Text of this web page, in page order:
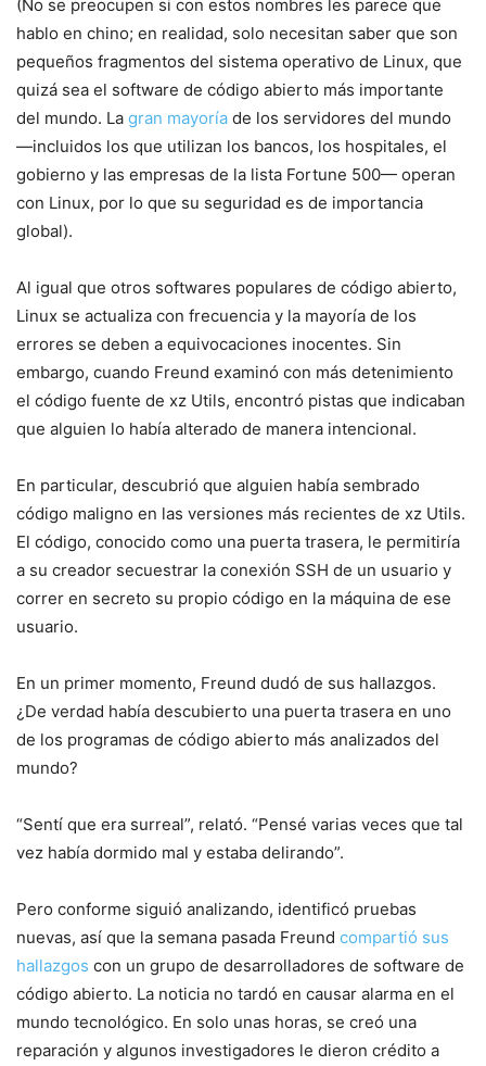
(No se preocupen si con estos nombres les parece que
hablo en chino; en realidad, solo necesitan saber que son
pequeños fragmentos del sistema operativo de Linux, que
quizá sea el software de código abierto más importante
del mundo. La gran mayoría de los servidores del mundo
—incluidos los que utilizan los bancos, los hospitales, el
gobierno y las empresas de la lista Fortune 500— operan
con Linux, por lo que su seguridad es de importancia
global).
Al igual que otros softwares populares de código abierto,
Linux se actualiza con frecuencia y la mayoría de los
errores se deben a equivocaciones inocentes. Sin
embargo, cuando Freund examinó con más detenimiento
el código fuente de xz Utils, encontró pistas que indicaban
que alguien lo había alterado de manera intencional.
En particular, descubrió que alguien había sembrado
código maligno en las versiones más recientes de xz Utils.
El código, conocido como una puerta trasera, le permitiría
a su creador secuestrar la conexión SSH de un usuario y
correr en secreto su propio código en la máquina de ese
usuario.
En un primer momento, Freund dudó de sus hallazgos.
¿De verdad había descubierto una puerta trasera en uno
de los programas de código abierto más analizados del
mundo?
“Sentí que era surreal”, relató. “Pensé varias veces que tal
vez había dormido mal y estaba delirando”.
Pero conforme siguió analizando, identificó pruebas
nuevas, así que la semana pasada Freund compartió sus
hallazgos con un grupo de desarrolladores de software de
código abierto. La noticia no tardó en causar alarma en el
mundo tecnológico. En solo unas horas, se creó una
reparación y algunos investigadores le dieron crédito a